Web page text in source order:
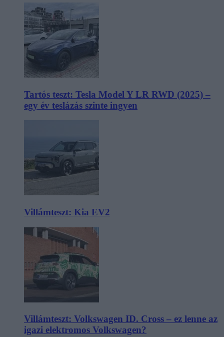
Tartós teszt: Tesla Model Y LR RWD (2025) –
egy év teslázás szinte ingyen
Villámteszt: Kia EV2
Villámteszt: Volkswagen ID. Cross – ez lenne az
igazi elektromos Volkswagen?